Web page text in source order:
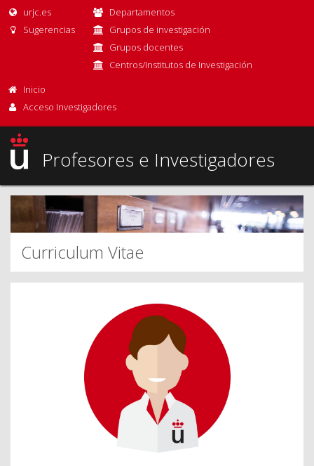
urjc.es
Sugerencias
Departamentos
Grupos de investigación
Grupos docentes
Centros/Institutos de Investigación
Inicio
Acceso Investigadores
Profesores e Investigadores
Curriculum Vitae